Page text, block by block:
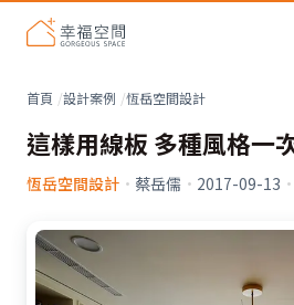
首頁 設計案例 恆岳空間設計
這樣用線板 多種風格一
恆岳空間設計 · 蔡岳儒 · 2017-09-13 ·